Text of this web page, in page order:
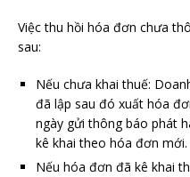
Việc thu hồi hóa đơn chưa
sau:
Nếu chưa khai thuế:
đã lập sau đó xuất hóa
ngày gửi thông báo phát
kê khai theo hóa đơn mới.
Nếu hóa đơn đã kê khai